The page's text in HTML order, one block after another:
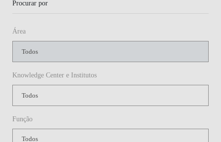
Procurar por
Área
Knowledge Center e Institutos
Função